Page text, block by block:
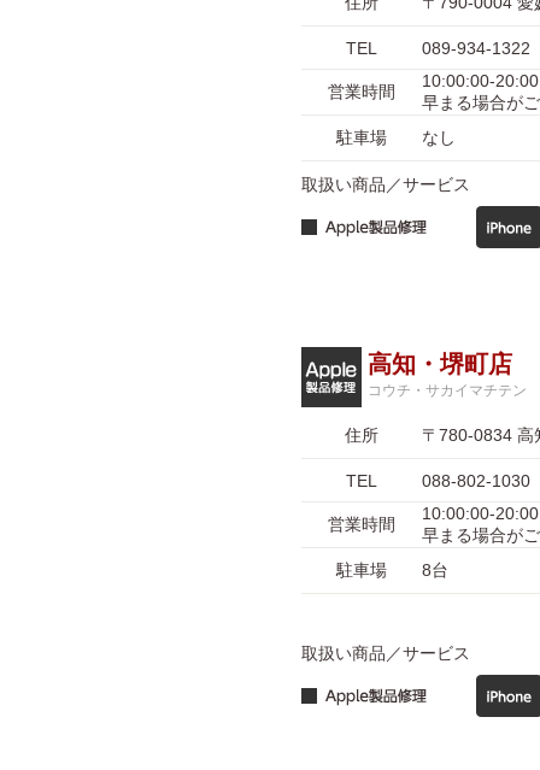
TEL 089-934-1322
営業時間
10:00:00-
早まる場合が
駐車場
なし
取扱い商品／サービス
高知・堺町店
コウチ・サカイマチテン
住所 〒780-0834 高
TEL 088-802-1030
営業時間
10:00:00-
早まる場合が
駐車場
8台
取扱い商品／サービス